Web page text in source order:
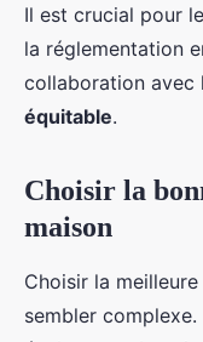
Il est crucial pour
la réglementation
collaboration avec
équitable.
Choisir la
maison
Choisir la meilleure
sembler